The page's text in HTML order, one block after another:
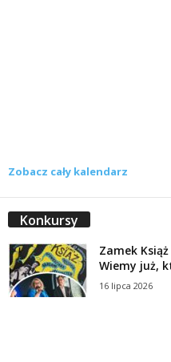
Zobacz cały kalendarz
Konkursy
Zamek
Wiemy już,
16 lipca 2026